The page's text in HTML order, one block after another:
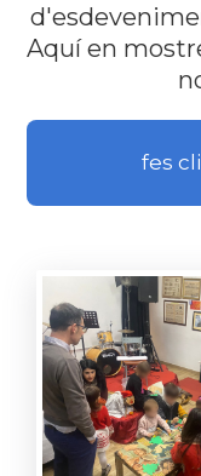
Aquí en
fes